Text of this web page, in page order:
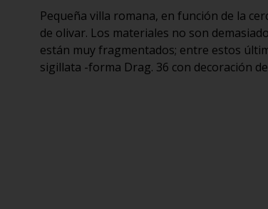
Pequeña villa romana, en función de la
de olivar. Los materiales no son
están muy fragmentados; entre estos
sigillata -forma Drag. 36 con decoración